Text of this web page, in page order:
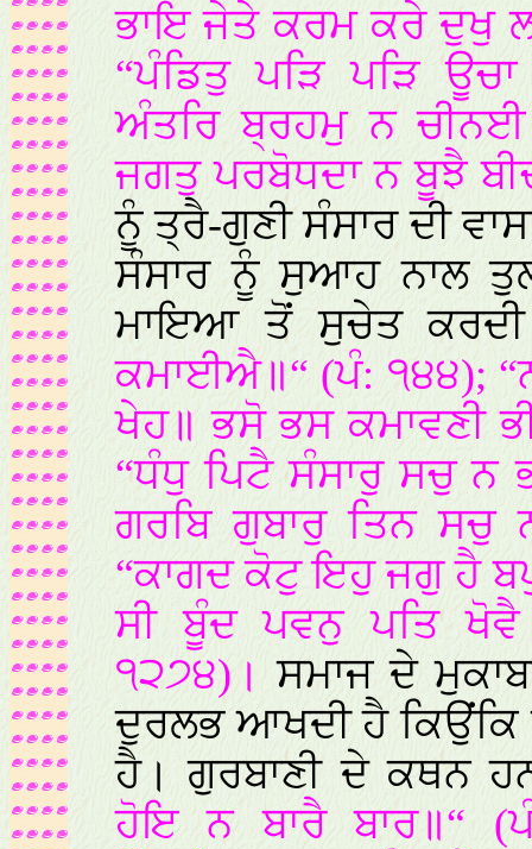
ਭਾਇ ਜੇਤੇ ਕਰਮ ਕਰੇ ਦੁਖੁ
“ਪੰਡਿਤੁ ਪੜਿ ਪੜਿ
ਅੰਤਰਿ ਬ੍ਰਹਮੁ ਨ
ਜਗਤੁ ਪਰਬੋਧਦਾ ਨ ਬੂਝੈ
ਨੂੰ ਤ੍ਰੈ-ਗੁਣੀ ਸੰਸਾਰ ਦੀ
ਸੰਸਾਰ ਨੂੰ ਸੁਆਹ ਨਾਲ
ਮਾਇਆ ਤੋਂ ਸੁਚੇਤ
ਕਮਾਈਐ॥“ (ਪੰ: ੧੪੪);
ਖੇਹ॥ ਭਸੋ ਭਸ ਕਮਾਵਣੀ
“ਧੰਧੁ ਪਿਟੈ ਸੰਸਾਰੁ ਸਚੁ
ਗਰਬਿ ਗੁਬਾਰੁ ਤਿਨ
“ਕਾਗਦ ਕੋਟੁ ਇਹੁ ਜਗੁ ਹੈ
ਸੀ ਬੂੰਦ ਪਵਨੁ ਪਤਿ
੧੨੭੪)।ਸਮਾਜ ਦੇ
ਦੁਰਲਭ ਆਖਦੀ ਹੈ ਕਿਉਂਕਿ
ਹੈ। ਗੁਰਬਾਣੀ ਦੇ ਕਥਨ
ਹੋਇ ਨ ਬਾਰੈ ਬਾਰ॥“